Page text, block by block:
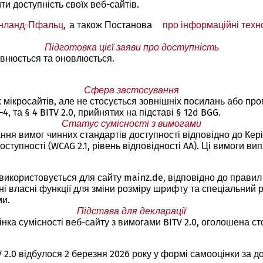
доступність своїх веб-сайтів.
Пфальц, (Відкривається
новій
вкладці)
а також Постанова
про інформаційні
Підготовка цієї заяви про доступність
та оновлюється.
Сфера застосування
але не стосується зовнішніх посилань або
та § 4 BITV 2.0, прийнятих на підставі § 12d BGG.
Статус сумісності з вимогами
чинних стандартів доступності відповідно до
(WCAG 2.1, рівень відповідності AA). Ці вимоги
для сайту mainz.de, відповідно до
власні функції для зміни розміру шрифту та спеціальний
Підстава для декларації
сумісності веб-сайту з вимогами BITV 2.0,
відбулося 2 березня 2026 року у формі самооцінки за